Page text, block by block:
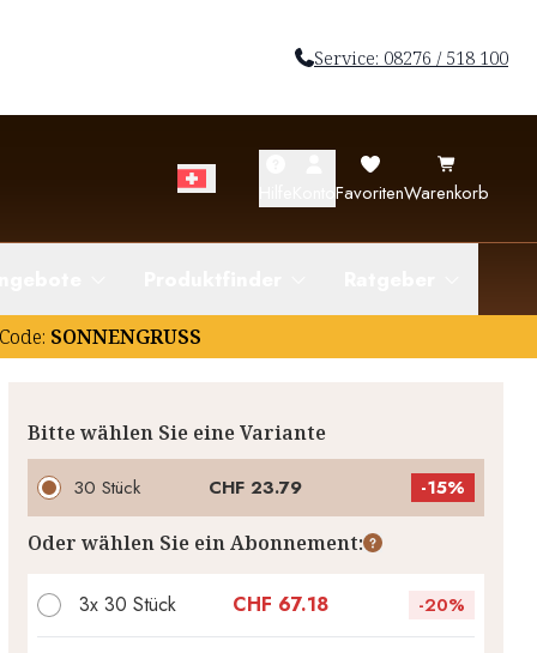
Service: 08276 / 518 100
FavoritenWarenkorb
SONNENGRUSS
Bitte wählen Sie eine Variante
30 Stück CHF 23.79 -15%
Oder wählen Sie ein Abonnement:
3x 30 Stück CHF 67.18 -20%